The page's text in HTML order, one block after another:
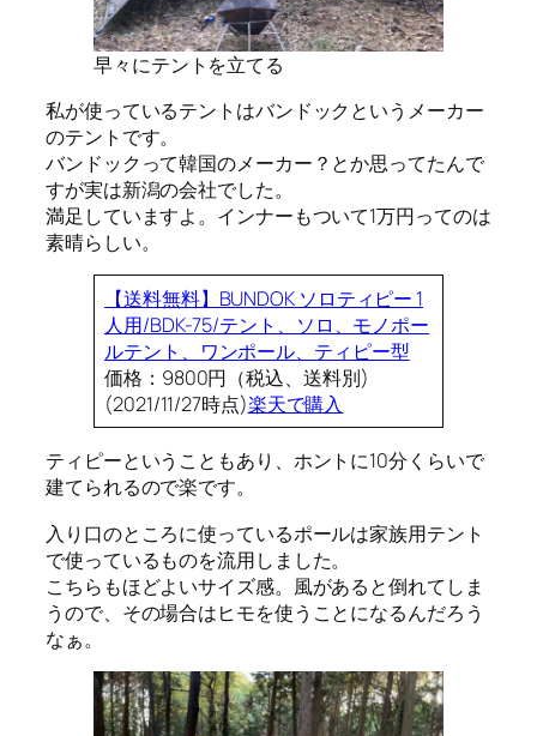
早々にテントを立てる
私が使っているテントはバンドックというメーカー
のテントです。
バンドックって韓国のメーカー？とか思ってたんで
すが実は新潟の会社でした。
満足していますよ。インナーもついて1万円ってのは
素晴らしい。
【送料無料】BUNDOK ソロティピー 1
人用/BDK-75/テント、ソロ、モノポー
ルテント、ワンポール、ティピー型
価格：9800円（税込、送料別)
(2021/11/27時点)楽天で購入
ティピーということもあり、ホントに10分くらいで
建てられるので楽です。
入り口のところに使っているポールは家族用テント
で使っているものを流用しました。
こちらもほどよいサイズ感。風があると倒れてしま
うので、その場合はヒモを使うことになるんだろう
なぁ。